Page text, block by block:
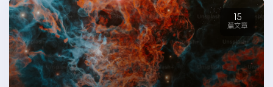
15
篇文章